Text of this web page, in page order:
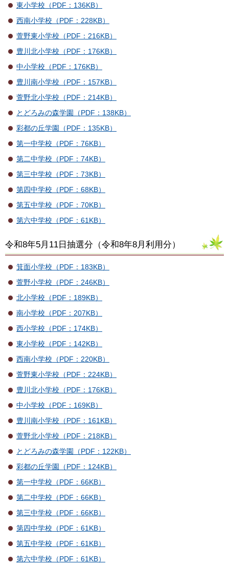
東小学校（PDF：136KB）
西南小学校（PDF：228KB）
萱野東小学校（PDF：216KB）
豊川北小学校（PDF：176KB）
中小学校（PDF：176KB）
豊川南小学校（PDF：157KB）
萱野北小学校（PDF：214KB）
とどろみの森学園（PDF：138KB）
彩都の丘学園（PDF：135KB）
第一中学校（PDF：76KB）
第二中学校（PDF：74KB）
第三中学校（PDF：73KB）
第四中学校（PDF：68KB）
第五中学校（PDF：70KB）
第六中学校（PDF：61KB）
令和8年5月11日抽選分（令和8年8月利用分）
箕面小学校（PDF：183KB）
萱野小学校（PDF：246KB）
北小学校（PDF：189KB）
南小学校（PDF：207KB）
西小学校（PDF：174KB）
東小学校（PDF：142KB）
西南小学校（PDF：220KB）
萱野東小学校（PDF：224KB）
豊川北小学校（PDF：176KB）
中小学校（PDF：169KB）
豊川南小学校（PDF：161KB）
萱野北小学校（PDF：218KB）
とどろみの森学園（PDF：122KB）
彩都の丘学園（PDF：124KB）
第一中学校（PDF：66KB）
第二中学校（PDF：66KB）
第三中学校（PDF：66KB）
第四中学校（PDF：61KB）
第五中学校（PDF：61KB）
第六中学校（PDF：61KB）